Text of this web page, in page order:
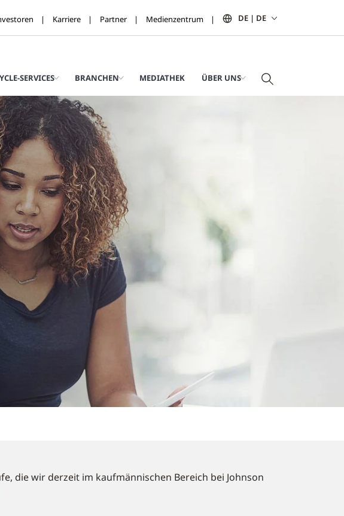
Karriere Partner Medienzentrum DE | DE
SERVICES BRANCHEN MEDIATHEK ÜBER UNS
die wir derzeit im kaufmännischen Bereich bei Johnson